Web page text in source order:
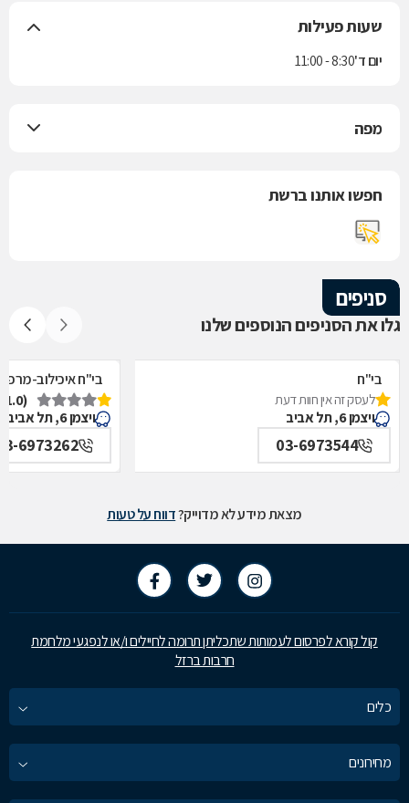
שעות פעילות
יום ד'8:30 - 11:00
מפה
חפשו אותנו ברשת
סניפים
גלו את הסניפים הנוספים שלנו
בי"ח
איכילוב-אף,אוזן,גרון,ניתוחי-ראש,צוואר,פה,לסתות-מערך,
תל אביב
לעסק זה אין חוות דעת
ויצמן 6, תל אביב
03-6973544
בי"ח איכילוב-
תל אביב
(1.0)
ויצמן 6, תל אביב
6973262
מצאת מידע לא מדוייק?דווח על טעות
קול קורא לפרסום לעמותות שתכליתן תרומה לחיילים ו/או לנפגעי מלחמת
חרבות ברזל
כלים
מחירונים